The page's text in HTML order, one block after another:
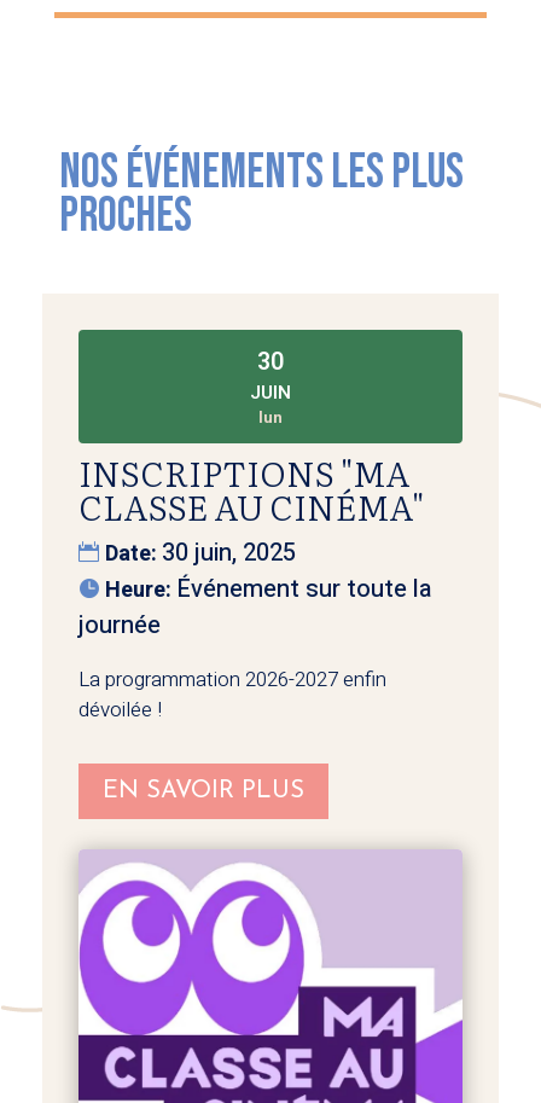
NOS ÉVÉNEMENTS LES PLUS
PROCHES
30
JUIN
lun
INSCRIPTIONS "MA
CLASSE AU CINÉMA"
Date: 30 juin, 2025
Heure: Événement sur toute la
journée
La programmation 2026-2027 enfin
dévoilée !
EN SAVOIR PLUS